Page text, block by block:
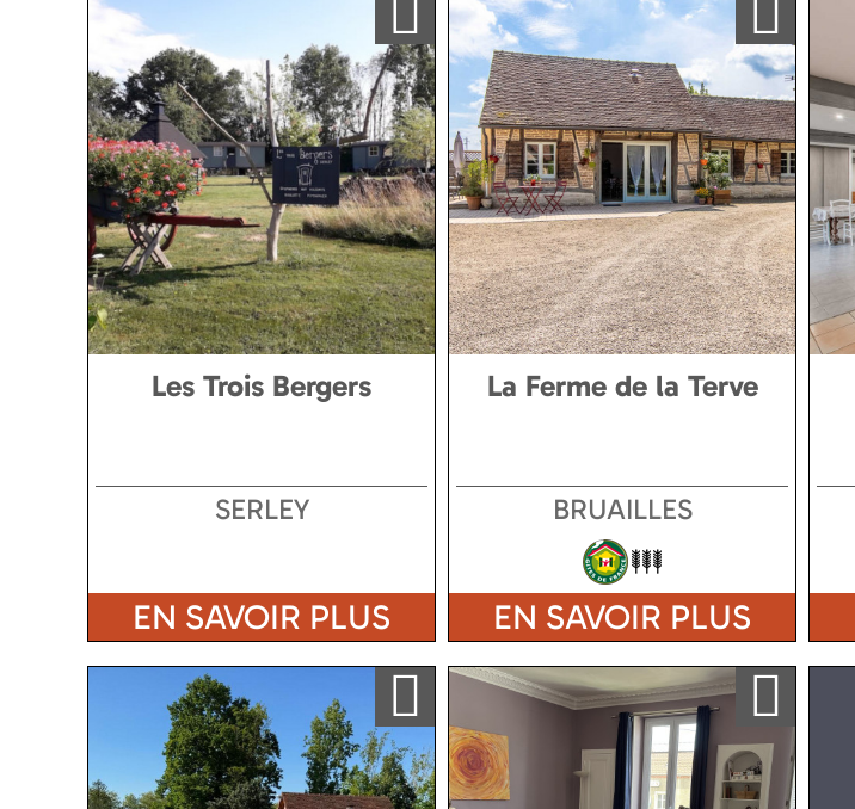
Les Trois Bergers
SERLEY
EN SAVOIR PLUS
La Ferme de la Terve
BRUAILLES
EN SAVOIR PLUS
Ajouter a ma sélection Ajouter a ma sélection